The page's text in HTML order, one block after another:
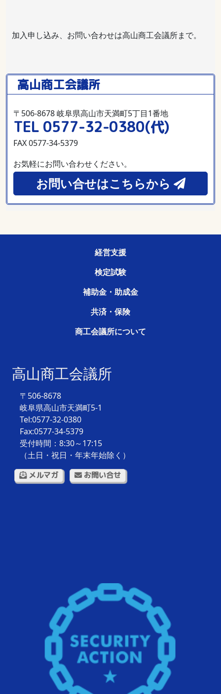
加入申し込み、お問い合わせは高山商工会議所まで。
高山商工会議所
〒506-8678 岐阜県高山市天満町5丁目1番地
TEL 0577-32-0380(代)
FAX 0577-34-5379
お気軽にお問い合わせください。
お問い合せはこちらから
経営支援
検定試験
補助金・助成金
共済・保険
商工会議所について
高山商工会議所
〒506-8678
岐阜県高山市天満町5-1
Tel:0577-32-0380
Fax:0577-34-5379
受付時間：8:30～17:15
（土日・祝日・年末年始除く）
メルマガ お問い合せ